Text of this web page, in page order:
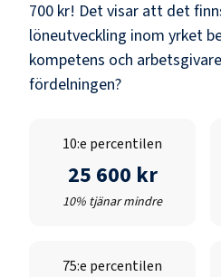
700 kr! Det visar att det
löneutveckling inom yrket
kompetens och
fördelningen?
10:e percentilen
25 600 kr
10% tjänar mindre
75:e percentilen